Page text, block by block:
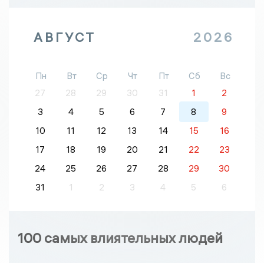
АВГУСТ 2026
Пн Вт Ср Чт Пт Сб
Вс
27
28 29 30 31 1
2
3
4 5 6 7 8
9
10
11 12 13 14 15
16
17
18 19 20 21 22
23
24
25 26 27 28 29
30
31
1 2 3 4 5 6
100 самых влиятельных людей